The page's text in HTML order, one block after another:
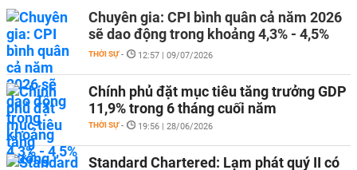
Chuyên gia: CPI bình quân cả năm 2026
sẽ dao động trong khoảng 4,3% - 4,5%
THỜI SỰ - 12:57 | 09/07/2026
Chính phủ đặt mục tiêu tăng trưởng GDP
11,9% trong 6 tháng cuối năm
THỜI SỰ - 19:56 | 28/06/2026
Standard Chartered: Lạm phát quý II có